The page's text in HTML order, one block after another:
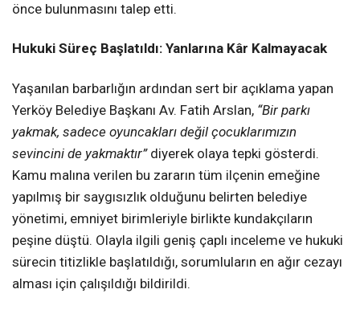
önce bulunmasını talep etti.
Hukuki Süreç Başlatıldı: Yanlarına Kâr Kalmayacak
Yaşanılan barbarlığın ardından sert bir açıklama yapan
Yerköy Belediye Başkanı Av. Fatih Arslan, “Bir parkı
yakmak, sadece oyuncakları değil çocuklarımızın
sevincini de yakmaktır”diyerek olaya tepki gösterdi.
Kamu malına verilen bu zararın tüm ilçenin emeğine
yapılmış bir saygısızlık olduğunu belirten belediye
yönetimi, emniyet birimleriyle birlikte kundakçıların
peşine düştü. Olayla ilgili geniş çaplı inceleme ve hukuki
sürecin titizlikle başlatıldığı, sorumluların en ağır cezayı
alması için çalışıldığı bildirildi.